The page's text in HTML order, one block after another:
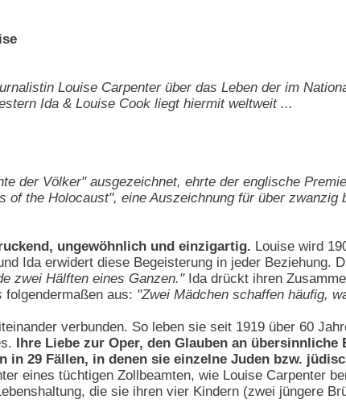
Louise Carpenter über das Leben der im
Ida & Louise Cook liegt hiermit weltweit ...
der Völker" ausgezeichnet, ehrte der englische
of the Holocaust", eine Auszeichnung für über
ungewöhnlich und einzigartig. Louise wird
Ida erwidert diese Begeisterung in jeder Beziehung.
zwei Hälften eines Ganzen."Ida drückt ihren
folgendermaßen aus: "Zwei Mädchen schaffen häufig,
verbunden. So leben sie seit 1919 über 60
Ihre Liebe zur Oper, den Glauben an
29 Fällen, in denen sie einzelne Juden bzw.
eines tüchtigen Zollbeamten, wie Louise Carpenter
die sie ihren vier Kindern (zwei jüngere